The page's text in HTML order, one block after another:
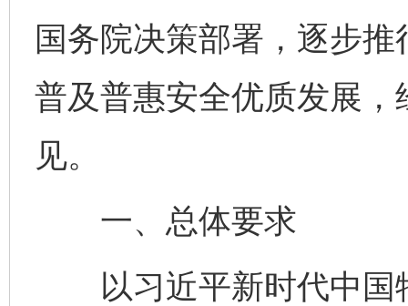
国务院决策部署，逐步
普及普惠安全优质发展
见。
一、总体要求
以习近平新时代中国